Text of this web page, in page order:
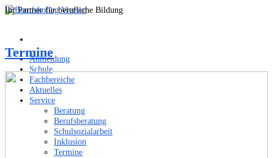
Ihr Partner für berufliche Bildung
Anmeldung
Schule
Fachbereiche
Aktuelles
Service
Beratung
Berufsberatung
Schulsozialarbeit
Inklusion
Termine
Termine